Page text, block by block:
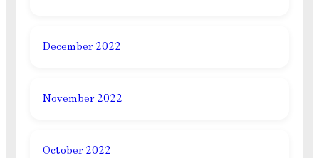
December 2022
November 2022
October 2022